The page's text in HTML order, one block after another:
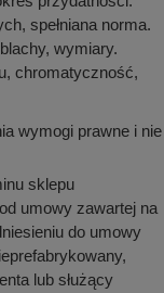
spełniana norma.
wymiary.
chromatyczność,
wymogi prawne i nie
sklepu
umowy zawartej na
do umowy
lub służący